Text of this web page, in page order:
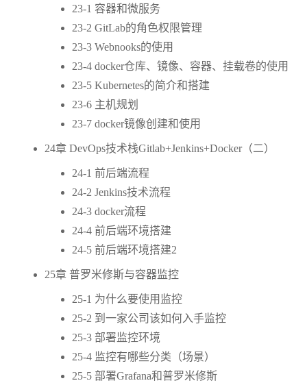
23-1 容器和微服务
23-2 GitLab的角色权限管理
23-3 Webnooks的使用
23-4 docker仓库、镜像、容器、挂载卷的使用
23-5 Kubernetes的简介和搭建
23-6 主机规划
23-7 docker镜像创建和使用
24章 DevOps技术栈Gitlab+Jenkins+Docker（二）
24-1 前后端流程
24-2 Jenkins技术流程
24-3 docker流程
24-4 前后端环境搭建
24-5 前后端环境搭建2
25章 普罗米修斯与容器监控
25-1 为什么要使用监控
25-2 到一家公司该如何入手监控
25-3 部署监控环境
25-4 监控有哪些分类（场景）
25-5 部署Grafana和普罗米修斯